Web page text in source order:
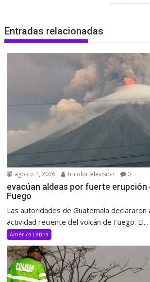
Entradas relacionadas
agosto 4, 2026 tricolortelevision 0
evacúan aldeas por fuerte erupción
Fuego
Las autoridades de Guatemala
actividad reciente del volcán de Fuego. El...
América Latina